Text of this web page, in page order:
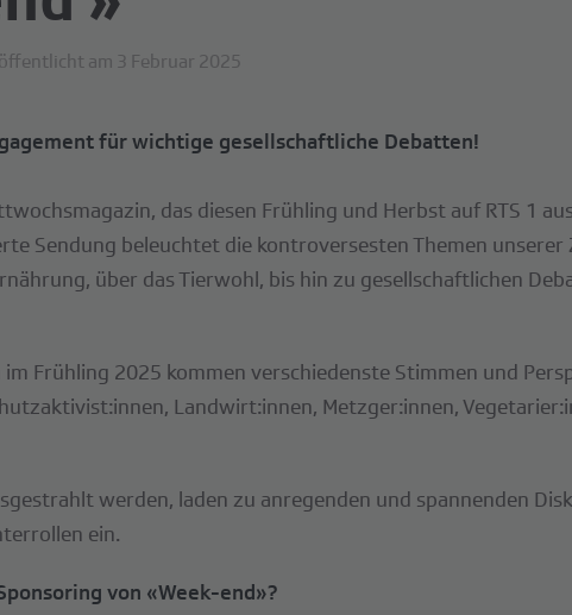
am 3 Februar 2025
für wichtige gesellschaftliche Debatten!
das diesen Frühling und Herbst auf RTS 1
Sendung beleuchtet die kontroversesten Themen unserer
über das Tierwohl, bis hin zu gesellschaftlichen
Frühling 2025 kommen verschiedenste Stimmen und
Landwirt:innen, Metzger:innen,
werden, laden zu anregenden und spannenden
ein.
von «Week-end»?